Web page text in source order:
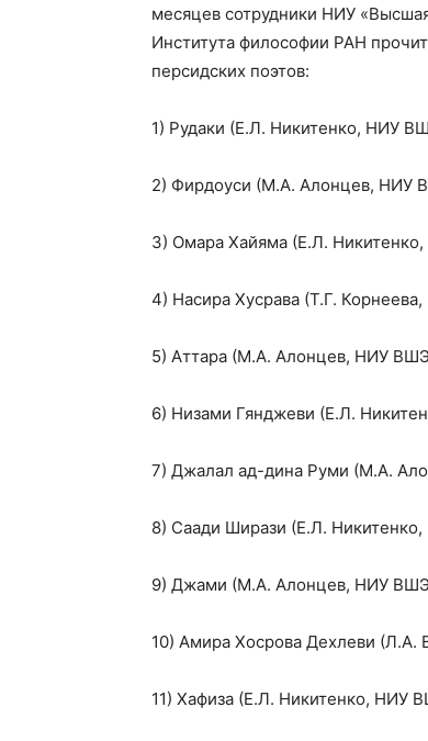
месяцев сотрудники НИУ
Института философии РАН
персидских поэтов:
1) Рудаки (Е.Л. Никитенко, НИУ
2) Фирдоуси (М.А. Алонцев, НИУ
3) Омара Хайяма (Е.Л.
4) Насира Хусрава (Т.Г.
5) Аттара (М.А. Алонцев, НИУ
6) Низами Гянджеви (Е.Л.
7) Джалал ад-дина Руми (М.А.
8) Саади Ширази (Е.Л.
9) Джами (М.А. Алонцев, НИУ
10) Амира Хосрова Дехлеви (Л.А.
11) Хафиза (Е.Л. Никитенко, НИУ